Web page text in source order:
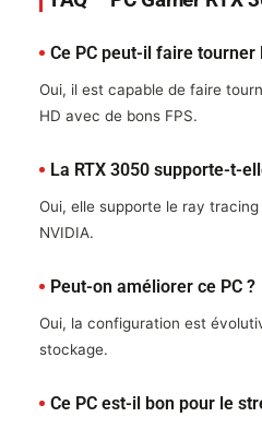
Ce PC peut-il faire tourner
Oui, il est capable de faire
HD avec de bons FPS.
La RTX 3050 supporte-t-
Oui, elle supporte le ray
NVIDIA.
Peut-on améliorer ce PC ?
Oui, la configuration est
stockage.
Ce PC est-il bon pour le